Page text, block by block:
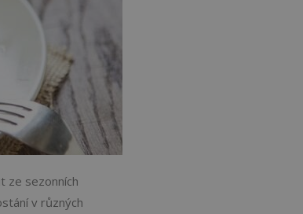
ze sezonních
v různých